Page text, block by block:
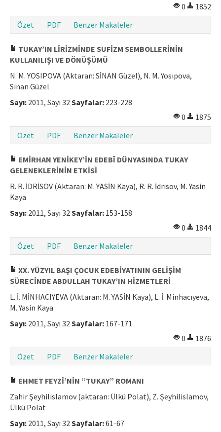
0
1852
Özet
PDF Benzer Makaleler
TUKAY’IN LİRİZMİNDE SUFİZM SEMBOLLERİNİN
KULLANILIŞI VE DÖNÜŞÜMÜ
N. M. YOSIPOVA (Aktaran: SİNAN Güzel), N. M. Yosıpova,
Sinan Güzel
Sayı: 2011, Sayı 32 Sayfalar: 223-228
0
1875
Özet
PDF Benzer Makaleler
EMİRHAN YENİKEY’İN EDEBÎ DÜNYASINDA TUKAY
GELENEKLERİNİN ETKİSİ
R. R. İDRİSOV (Aktaran: M. YASİN Kaya), R. R. İdrisov, M. Yasin
Kaya
Sayı: 2011, Sayı 32 Sayfalar: 153-158
0
1844
Özet
PDF Benzer Makaleler
XX. YÜZYIL BAŞI ÇOCUK EDEBİYATININ GELİŞİM
SÜRECİNDE ABDULLAH TUKAY’IN HİZMETLERİ
L. İ. MİNHACIYEVA (Aktaran: M. YASİN Kaya), L. İ. Minhacıyeva,
M. Yasin Kaya
Sayı: 2011, Sayı 32 Sayfalar: 167-171
0
1876
Özet
PDF Benzer Makaleler
EHMET FEYZİ’NİN “TUKAY” ROMANI
Zahir Şeyhilislamov (aktaran: Ülkü Polat), Z. Şeyhilislamov,
Ülkü Polat
Sayı: 2011, Sayı 32 Sayfalar:61-67